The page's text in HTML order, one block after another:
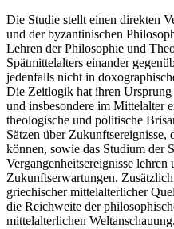
Die Studie stellt einen direkten
und der byzantinischen
Lehren der Philosophie und
Spätmittelalters einander
jedenfalls nicht in
Die Zeitlogik hat ihren
und insbesondere im Mittelalter
theologische und politische
Sätzen über Zukunftsereignisse,
können, sowie das Studium der
Vergangenheitsereignisse lehren
Zukunftserwartungen.
griechischer mittelalterlicher
die Reichweite der
mittelalterlichen Weltanschauung.